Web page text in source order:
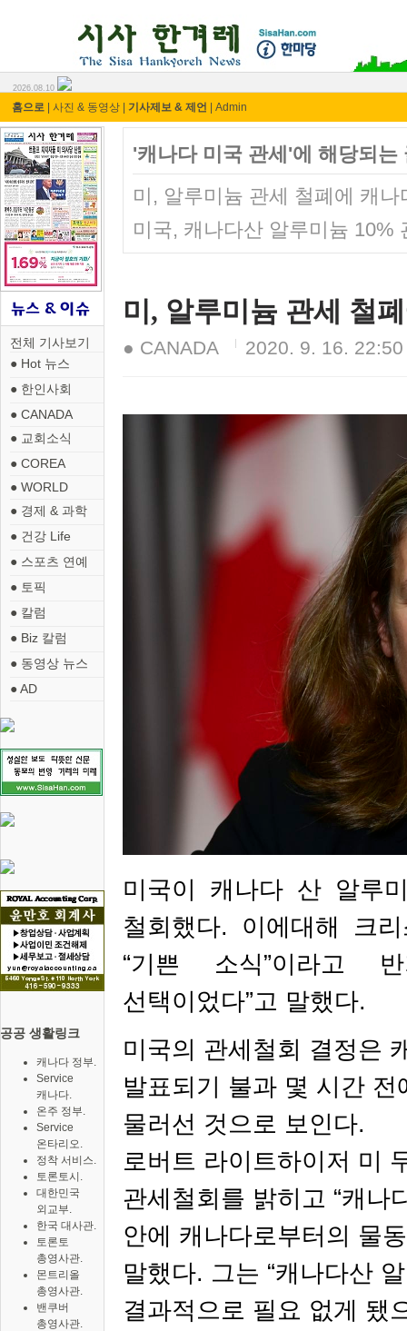
2026.08.10
홈으로 사진 & 동영상 기사제보 & 제언 Admin
전체 기사보기
● Hot 뉴스
● 한인사회
● CANADA
● 교회소식
● COREA
● WORLD
● 경제 & 과학
● 건강 Life
● 스포츠 연예
● 토픽
● 칼럼
● Biz 칼럼
● 동영상 뉴스
● AD
공공 생활링크
캐나다 정부.
Service
캐나다.
온주 정부.
Service
온타리오.
정착 서비스.
토론토시.
대한민국
외교부.
한국 대사관.
토론토
총영사관.
몬트리올
총영사관.
밴쿠버
총영사관.
'캐나다 미국 관세'에 해당되는
미, 알루미늄 관세 철폐에 캐
미국, 캐나다산 알루미늄 10%
미, 알루미늄 관세 철
● CANADA 2020. 9. 16. 22:50
미국이 캐나다 산 알루
철회했다. 이에대해 크
“기쁜 소식”이라고
선택이었다”고 말했다.
미국의 관세철회 결정은
발표되기 불과 몇 시간
물러선 것으로 보인다.
로버트 라이트하이저 미
관세철회를 밝히고 “캐나
안에 캐나다로부터의 물
말했다. 그는 “캐나다산
결과적으로 필요 없게 됐